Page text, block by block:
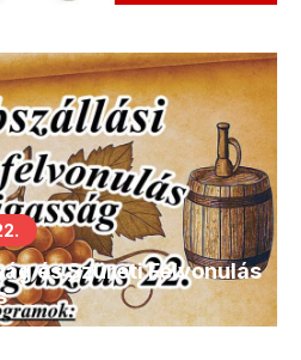
és Szüreti Felvonulás